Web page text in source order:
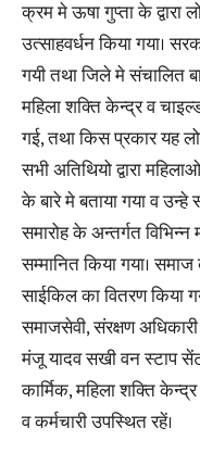
क्रम मे ऊषा गुप्ता के
उत्साहवर्धन किया गया।
गयी तथा जिले मे संचालित
महिला शक्ति केन्द्र व
गई, तथा किस प्रकार यह
सभी अतिथियो द्वारा
के बारे मे बताया गया व
समारोह के अन्तर्गत
सम्मानित किया गया। समाज
साईकिल का वितरण किया
समाजसेवी, संरक्षण
मंजू यादव सखी वन स्टाप
कार्मिक, महिला शक्ति
व कर्मचारी उपस्थित रहें।